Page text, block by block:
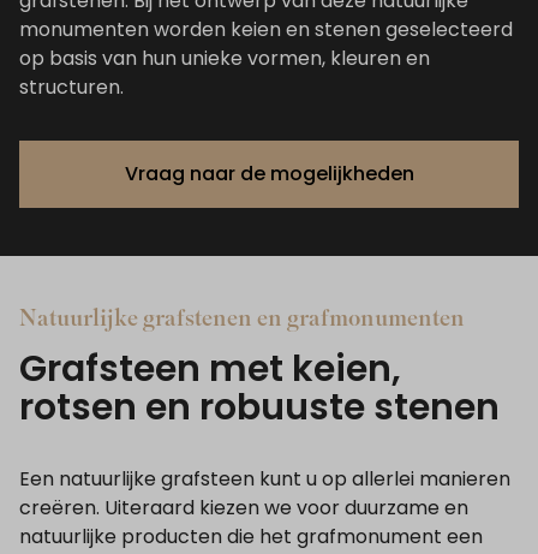
monumenten worden keien en stenen geselecteerd
op basis van hun unieke vormen, kleuren en
structuren.
Vraag naar de mogelijkheden
Natuurlijke grafstenen en grafmonumenten
Grafsteen met keien,
rotsen en robuuste stenen
Een natuurlijke grafsteen kunt u op allerlei manieren
creëren. Uiteraard kiezen we voor duurzame en
natuurlijke producten die het grafmonument een